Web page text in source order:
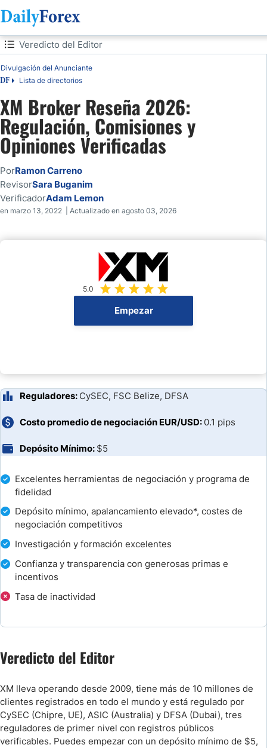
Tabla de contenidos
DF Lista de directorios
Divulgación del Anunciante
Veredicto del Editor
Veredicto del Editor
XM Reseña
¿ES SEGURO XM? REGULACIÓN Y PROTECCIÓN
XM Regulaciones
Apalancamiento por entidad para LATAM
Comisiones y Costes en USD
¿Qué Puedo y Como Operar en XM?
Instrumentos para Traders Latinoamericanos
Investigación y Educación
Soporte al Cliente
¿Cómo Depositar Fondos en XM?
Depositar Fondos en XM con Tarjeta, Aplicación de Banca Online o
XM Broker Reseña 2026:
Regulación, Comisiones y
Opiniones Verificadas
PorRamon Carreno
RevisorSara Buganim
VerificadorAdam Lemon
en marzo 13, 2022 | Actualizado en agosto 03, 2026
5.0
Empezar
Excelentes herramientas de negociación y programa de
fidelidad
Depósito mínimo, apalancamiento elevado*, costes de
negociación competitivos
Investigación y formación excelentes
Confianza y transparencia con generosas primas e
incentivos
Tasa de inactividad
Reguladores: CySEC, FSC Belize, DFSA
Costo promedio de negociación EUR/USD: 0.1 pips
Depósito Mínimo: $5
Veredicto del Editor
XM lleva operando desde 2009, tiene más de 10 millones de
clientes registrados en todo el mundo y está regulado por
CySEC (Chipre, UE), ASIC (Australia) y DFSA (Dubai), tres
reguladores de primer nivel con registros públicos
verificables. Puedes empezar con un depósito mínimo de $5,